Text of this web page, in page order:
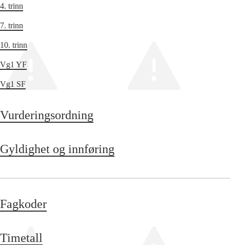
4. trinn
7. trinn
10. trinn
Vg1 YF
Vg1 SF
Vurderingsordning
Gyldighet og innføring
Fagkoder
Timetall